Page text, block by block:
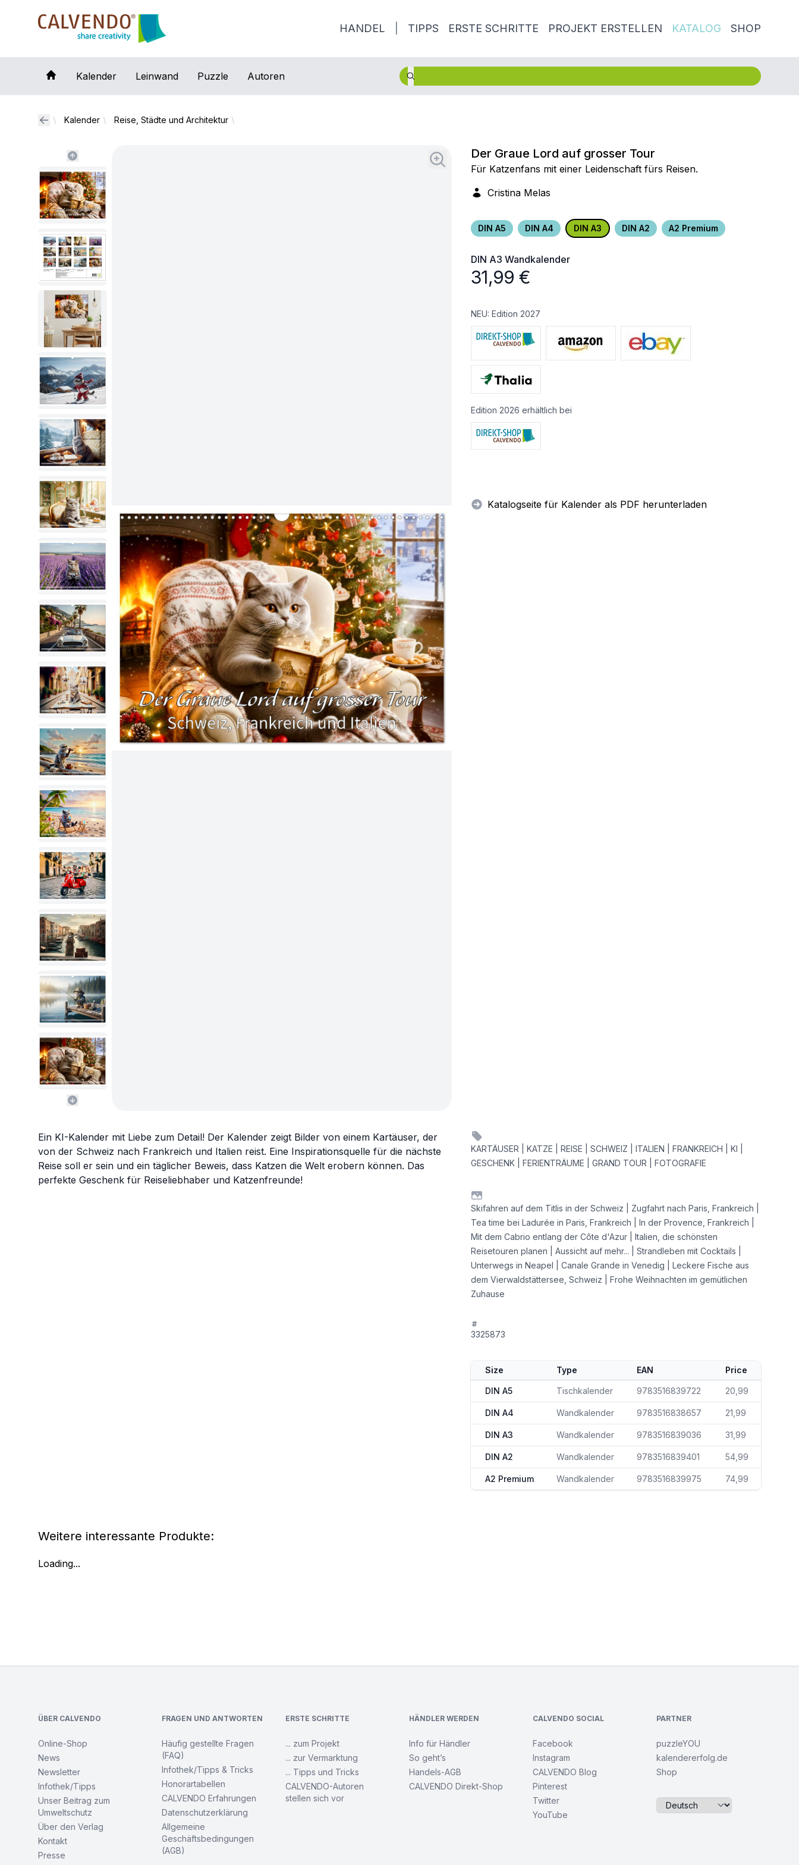
Calvendo
HANDEL TIPPS ERSTE SCHRITTE PROJEKT ERSTELLEN KATALOG SHOP
Kalender Leinwand Puzzle Autoren
Kalender Reise, Städte und Architektur
Der Graue Lord auf grosser Tour
Für Katzenfans mit einer Leidenschaft fürs Reisen.
Cristina Melas
DIN A5 DIN A4 DIN A3 DIN A2 A2 Premium
DIN A3 Wandkalender
31,99 €
NEU: Edition 2027
Edition 2026 erhältlich bei
Katalogseite für Kalender als PDF herunterladen
Ein KI-Kalender mit Liebe zum Detail! Der Kalender zeigt Bilder von einem Kartäuser, der
von der Schweiz nach Frankreich und Italien reist. Eine Inspirationsquelle für die nächste
Reise soll er sein und ein täglicher Beweis, dass Katzen die Welt erobern können. Das
perfekte Geschenk für Reiseliebhaber und Katzenfreunde!
KARTÄUSER | KATZE | REISE | SCHWEIZ | ITALIEN | FRANKREICH | KI |
GESCHENK | FERIENTRÄUME | GRAND TOUR | FOTOGRAFIE
Skifahren auf dem Titlis in der Schweiz | Zugfahrt nach Paris, Frankreich |
Tea time bei Ladurée in Paris, Frankreich | In der Provence, Frankreich |
Mit dem Cabrio entlang der Côte d'Azur | Italien, die schönsten
Reisetouren planen | Aussicht auf mehr... | Strandleben mit Cocktails |
Unterwegs in Neapel | Canale Grande in Venedig | Leckere Fische aus
dem Vierwaldstättersee, Schweiz | Frohe Weihnachten im gemütlichen
Zuhause
3325873
Size Type EAN Price
DIN A5 Tischkalender 9783516839722 20,99
DIN A4 Wandkalender 9783516838657 21,99
DIN A3 Wandkalender 9783516839036 31,99
DIN A2 Wandkalender 9783516839401 54,99
A2 Premium Wandkalender 9783516839975 74,99
Weitere interessante Produkte:
Loading...
ÜBER CALVENDO
Online-Shop
News
Newsletter
Infothek/Tipps
Unser Beitrag zum
Umweltschutz
Über den Verlag
Kontakt
Presse
FRAGEN UND ANTWORTEN
Häufig gestellte Fragen
(FAQ)
Infothek/Tipps & Tricks
Honorartabellen
CALVENDO Erfahrungen
Datenschutzerklärung
Allgemeine
Geschäftsbedingungen
(AGB)
ERSTE SCHRITTE
... zum Projekt
... zur Vermarktung
... Tipps und Tricks
CALVENDO-Autoren
stellen sich vor
HÄNDLER WERDEN
Info für Händler
So geht’s
Handels-AGB
CALVENDO Direkt-Shop
CALVENDO SOCIAL
Facebook
Instagram
CALVENDO Blog
Pinterest
Twitter
YouTube
PARTNER
puzzleYOU
kalendererfolg.de
Shop